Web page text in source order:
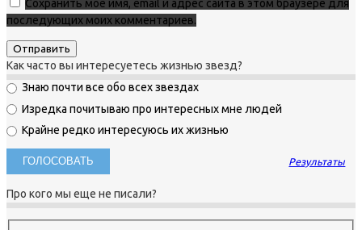
Сохранить моё имя, email и адрес сайта в этом браузере для
последующих моих комментариев.
Как часто вы интересуетесь жизнью звезд?
Знаю почти все обо всех звездах
Изредка почитываю про интересных мне людей
Крайне редко интересуюсь их жизнью
Результаты
Про кого мы еще не писали?